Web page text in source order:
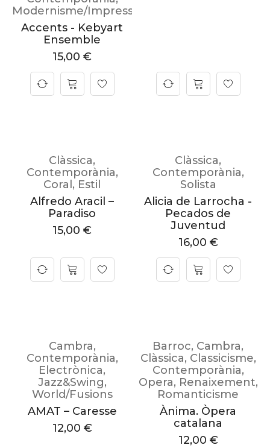
Modernisme/Impressionisme
Accents - Kebyart
Ensemble
15,00 €
Clàssica,
Contemporània,
Coral , Estil
Alfredo Aracil –
Paradiso
15,00 €
Clàssica,
Contemporània,
Solista
Alicia de Larrocha -
Pecados de
Juventud
16,00 €
Cambra,
Contemporània,
Electrònica,
Jazz&Swing,
World/Fusions
AMAT – Caresse
12,00 €
Barroc, Cambra,
Clàssica, Classicisme,
Contemporània,
Opera, Renaixement,
Romanticisme
Ànima. Òpera
catalana
12,00 €